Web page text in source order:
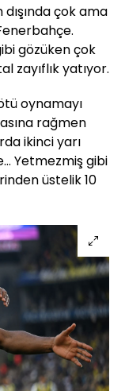
dışında çok ama
gözüken çok
zayıflık yatıyor.
oynamayı
rağmen
ikinci yarı
Yetmezmiş gibi
üstelik 10